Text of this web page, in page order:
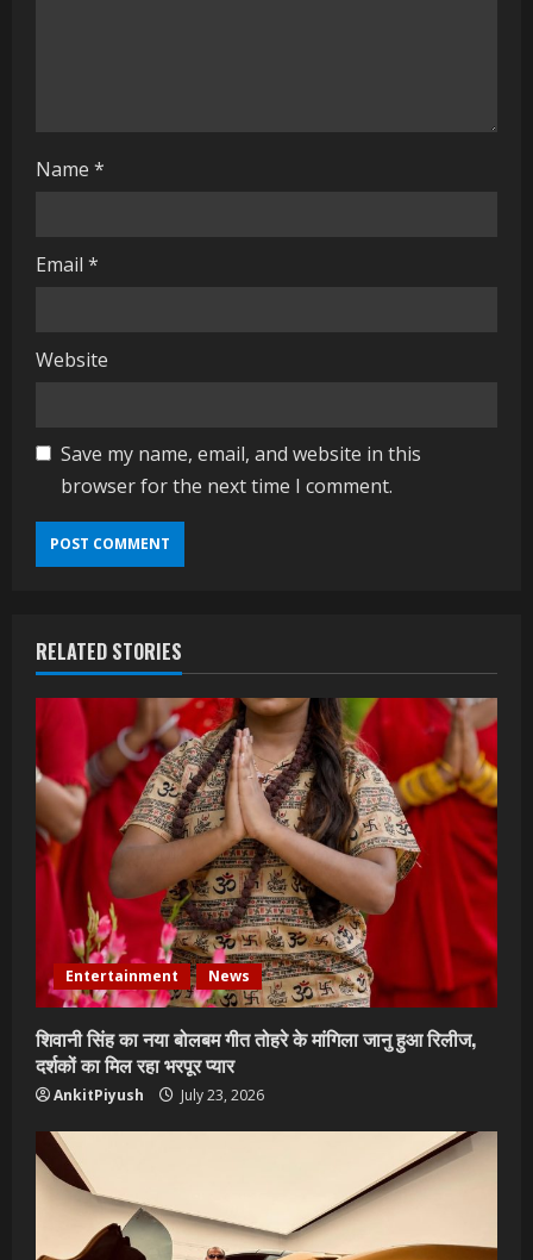
Name *
Email *
Website
Save my name, email, and website in this
browser for the next time I comment.
RELATED STORIES
Entertainment News
शिवानी सिंह का नया बोलबम गीत तोहरे के मांगिला जानु हुआ रिलीज,
दर्शकों का मिल रहा भरपूर प्यार
AnkitPiyush July 23, 2026